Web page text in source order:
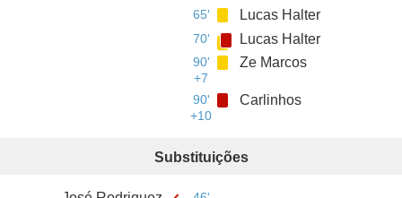
65'
Lucas Halter
70' Lucas Halter
90'
+7
Ze Marcos
90'
+10
Carlinhos
Substituições